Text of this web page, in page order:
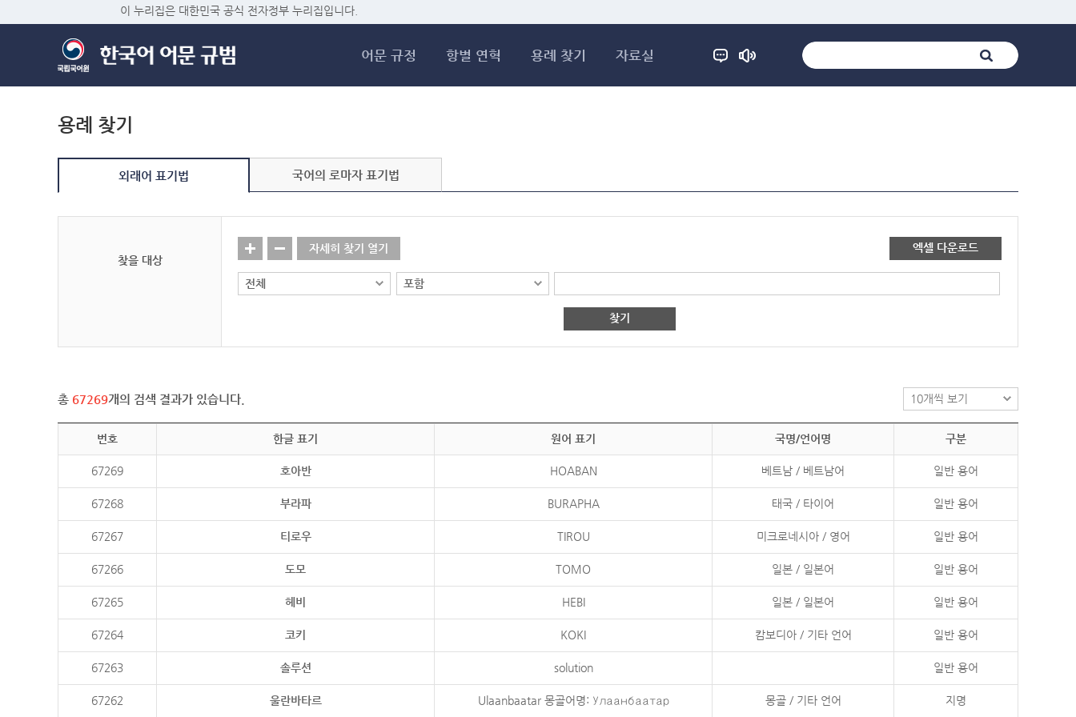
이 누리집은 대한민국 공식 전자정부 누리집입니다.
어문 규정 항별 연혁 용례 찾기 자료실
용례 찾기
외래어 표기법 국어의 로마자 표기법
찾을 대상
자세히 찾기 열기 엑셀 다운로드
찾기
총 67269개의 검색 결과가 있습니다.
번호 한글 표기 원어 표기 국명/언어명 구분
67269 호아반 HOABAN 베트남 / 베트남어 일반 용어
67268 부라파 BURAPHA 태국 / 타이어 일반 용어
67267 티로우 TIROU 미크로네시아 / 영어 일반 용어
67266 도모 TOMO 일본 / 일본어 일반 용어
67265 헤비 HEBI 일본 / 일본어 일반 용어
67264 코키 KOKI 캄보디아 / 기타 언어 일반 용어
67263 솔루션 solution 일반 용어
67262 울란바타르 Ulaanbaatar 몽골어명: Улаанбаатар 몽골 / 기타 언어 지명